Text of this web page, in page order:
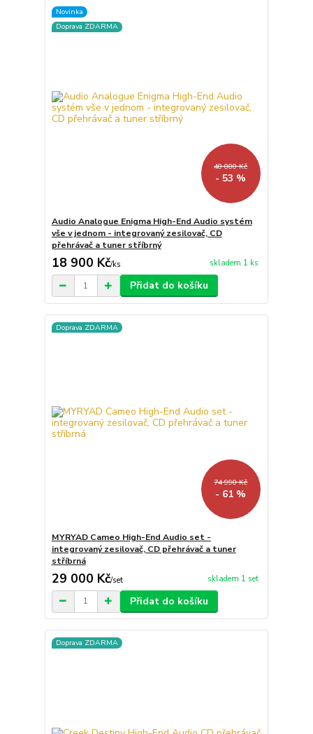
Novinka
Doprava ZDARMA
40 000 Kč
- 53 %
Audio Analogue Enigma High-End Audio systém
vše v jednom - integrovaný zesilovač, CD
přehrávač a tuner stříbrný
18 900 Kč/ks skladem 1 ks
Přidat do košíku
Doprava ZDARMA
74 990 Kč
- 61 %
MYRYAD Cameo High-End Audio set -
integrovaný zesilovač, CD přehrávač a tuner
stříbrná
29 000 Kč/set skladem 1 set
Přidat do košíku
Doprava ZDARMA